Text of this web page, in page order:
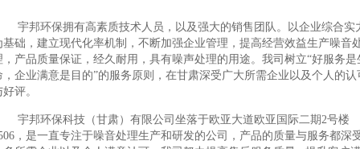
宇邦环保拥有高素质技术人员，以及强大的销售团队。以企业综合实
基础，建立现代化率机制，不断加强企业管理，提高经营效益生产噪音
，产品质量保证，经久耐用，具有噪声处理的用途。我司树立“好服务是
，企业满意是目的”的服务原则，在甘肃深受广大所需企业以及个人的认
评。
宇邦环保科技（甘肃）有限公司坐落于欧亚大道欧亚国际二期2号楼
，是一直专注于噪音处理生产和研发的公司，产品的质量与服务都深